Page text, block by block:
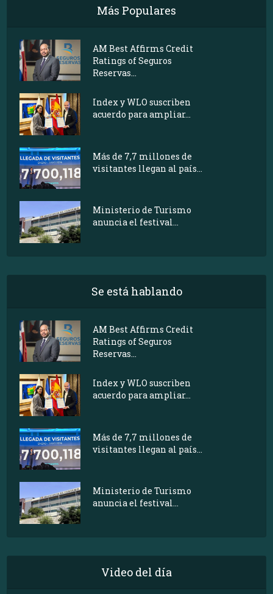
Más Populares
AM Best Affirms Credit
Ratings of Seguros
Reservas...
Index y WLO suscriben
acuerdo para ampliar...
Más de 7,7 millones de
visitantes llegan al país...
Ministerio de Turismo
anuncia el festival...
Se está hablando
AM Best Affirms Credit
Ratings of Seguros
Reservas...
Index y WLO suscriben
acuerdo para ampliar...
Más de 7,7 millones de
visitantes llegan al país...
Ministerio de Turismo
anuncia el festival...
Video del día